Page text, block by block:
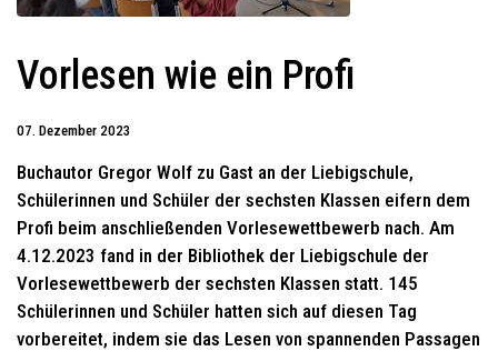
Vorlesen wie ein Profi
07. Dezember 2023
Buchautor Gregor Wolf zu Gast an der Liebigschule,
Schülerinnen und Schüler der sechsten Klassen eifern dem
Profi beim anschließenden Vorlesewettbewerb nach. Am
4.12.2023 fand in der Bibliothek der Liebigschule der
Vorlesewettbewerb der sechsten Klassen statt. 145
Schülerinnen und Schüler hatten sich auf diesen Tag
vorbereitet, indem sie das Lesen von spannenden Passagen